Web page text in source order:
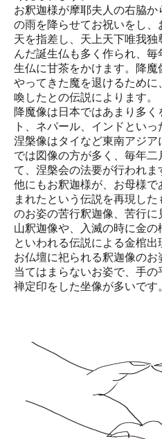
お釈迦様が摩耶夫人の右脇
の雨を降らせてお祝いをし、
天を指差し、天上天下唯我
んだ誕生仏も多く作られ、
生仏に甘茶をかけます。降
やってきた魔を退けるため
喚したとの伝説によります。
降魔像は日本ではあまり多
ト、ネパール、インドといっ
涅槃像はタイなど東南アジ
では図像の方が多く、毎年
て、涅槃会の法要が行われま
他にもお釈迦様が、お母様
まれたという伝説を再現し
のお姿の苦行釈迦像、苦行
山釈迦像や、入滅の時に金
といわれる伝説による金棺出
お仏壇に祀られる釈迦像の
当てはまらないお姿で、手
禅定印をした坐像が多いです